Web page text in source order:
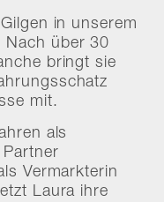
in unserem
Nach über 30
bringt sie
mit.
als
Vermarkterin
Laura ihre